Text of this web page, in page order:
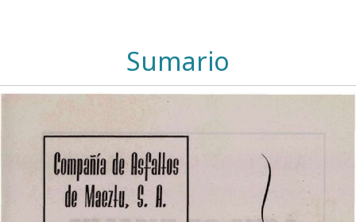
Sumario